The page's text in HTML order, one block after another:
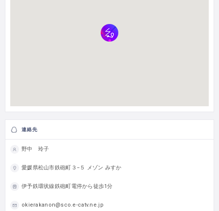
連絡先
野中 玲子
愛媛県松山市鉄砲町３−５ メゾン みすか
伊予鉄環状線鉄砲町電停から徒歩1分
okierakanon@sco.e-catv.ne.jp